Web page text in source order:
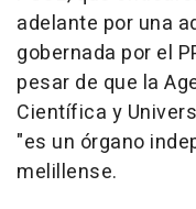
adelante por una
gobernada por el
pesar de que la
Científica y
"es un órgano
melillense.